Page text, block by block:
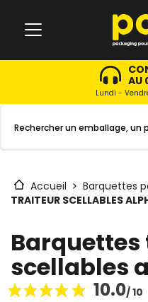
AU
Lundi -
Accueil Barquettes
TRAITEUR SCELLABLES
scellables
10.0/ 10